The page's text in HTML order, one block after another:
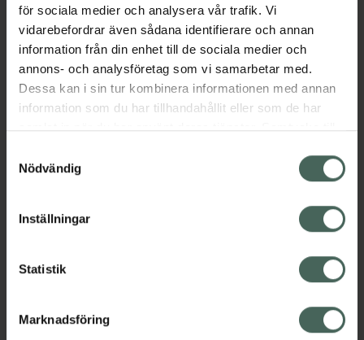
för sociala medier och analysera vår trafik. Vi
vidarebefordrar även sådana identifierare och annan
information från din enhet till de sociala medier och
annons- och analysföretag som vi samarbetar med.
Dessa kan i sin tur kombinera informationen med annan
information som du har tillhandahållit eller som de har
samlat in när du har använt deras tjänster. Samtycke till
återkalla ditt samtycke via webbplatsens
cookieinställningar. Ett återkallat samtycke påverkar inte
lagligheten av behandling som skett innan återkallelsen.
Nödvändig
Inställningar
Statistik
Marknadsföring
Berikad med högrenade mineraler och
innovativa, hudvänliga ingredienser.
Jämförpris 12,63 kr/ml
Kategorier:
Visa
Instruktioner Visa